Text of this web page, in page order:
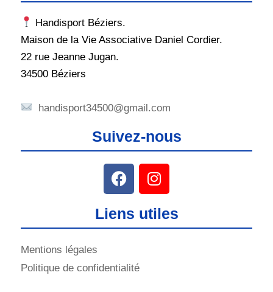
Handisport Béziers.
Maison de la Vie Associative Daniel Cordier.
22 rue Jeanne Jugan.
34500 Béziers
handisport34500@gmail.com
Suivez-nous
Liens utiles
Mentions légales
Politique de confidentialité